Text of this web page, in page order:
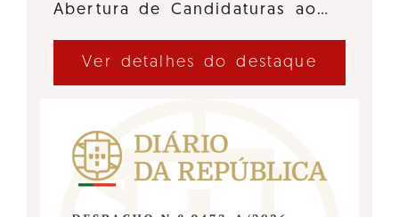
Abertura de Candidaturas ao…
Ver detalhes do destaque